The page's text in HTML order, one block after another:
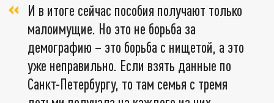
И в итоге сейчас пособия получают только
малоимущие. Но это не борьба за
демографию – это борьба с нищетой, а это
уже неправильно. Если взять данные по
Санкт-Петербургу, то там семья с тремя